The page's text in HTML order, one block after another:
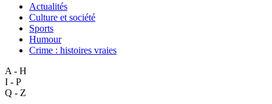
Actualités
Culture et société
Sports
Humour
Crime : histoires vraies
A - H
I - P
Q - Z